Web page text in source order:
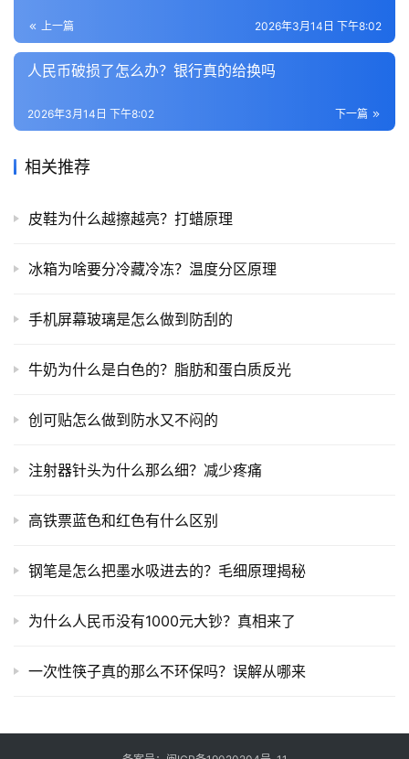
上一篇 2026年3月14日 下午8:02
人民币破损了怎么办？银行真的给换吗
下一篇
2026年3月14日 下午8:02
相关推荐
皮鞋为什么越擦越亮？打蜡原理
冰箱为啥要分冷藏冷冻？温度分区原理
手机屏幕玻璃是怎么做到防刮的
牛奶为什么是白色的？脂肪和蛋白质反光
创可贴怎么做到防水又不闷的
注射器针头为什么那么细？减少疼痛
高铁票蓝色和红色有什么区别
钢笔是怎么把墨水吸进去的？毛细原理揭秘
为什么人民币没有1000元大钞？真相来了
一次性筷子真的那么不环保吗？误解从哪来